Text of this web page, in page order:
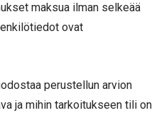
maksua ilman selkeää
ovat
perustellun arvion
ja mihin tarkoitukseen tili on